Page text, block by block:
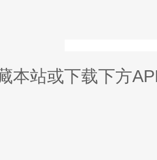
本站或下载下方